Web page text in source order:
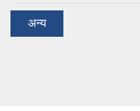
अन्य